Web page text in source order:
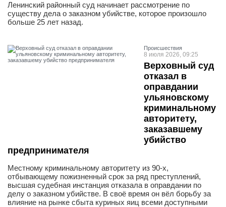
Ленинский районный суд начинает рассмотрение по
существу дела о заказном убийстве, которое произошло
больше 25 лет назад.
Проиcшествия
8 июля 2026, 09:25
Верховный суд
отказал в
оправдании
ульяновскому
криминальному
авторитету,
заказавшему
убийство
предпринимателя
Местному криминальному авторитету из 90-х,
отбывающему пожизненный срок за ряд преступлений,
высшая судебная инстанция отказала в оправдании по
делу о заказном убийстве. В своё время он вёл борьбу за
влияние на рынке сбыта куриных яиц всеми доступными